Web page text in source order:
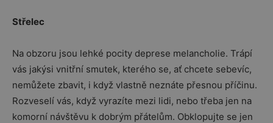
Střelec
Na obzoru jsou lehké pocity deprese melancholie. Trápí
vás jakýsi vnitřní smutek, kterého se, ať chcete sebevíc,
nemůžete zbavit, i když vlastně neznáte přesnou příčinu.
Rozveselí vás, když vyrazíte mezi lidi, nebo třeba jen na
komorní návštěvu k dobrým přátelům. Obklopujte se jen